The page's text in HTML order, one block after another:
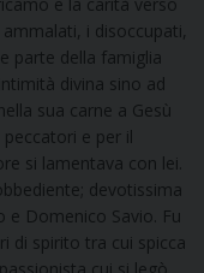
i disoccupati,
parte della famiglia
divina sino ad
sua carne a Gesù
e per il
si lamentava con lei.
devotissima
e Domenico Savio. Fu
di spirito tra cui spicca